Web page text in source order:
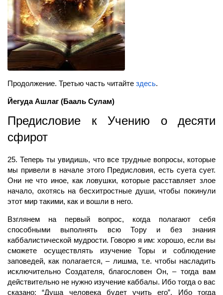
Продолжение. Третью часть читайте здесь.
Йегуда Ашлаг (Бааль Сулам)
Предисловие к Учению о десяти
сфирот
25. Теперь ты увидишь, что все трудные вопросы, которые
мы привели в начале этого Предисловия, есть суета сует.
Они не что иное, как ловушки, которые расставляет злое
начало, охотясь на бесхитростные души, чтобы покинули
этот мир такими, как и вошли в него.
Взглянем на первый вопрос, когда полагают себя
способными выполнять всю Тору и без знания
каббалистической мудрости. Говорю я им: хорошо, если вы
сможете осуществлять изучение Торы и соблюдение
заповедей, как полагается, – лишма, т.е. чтобы насладить
исключительно Создателя, благословен Он, – тогда вам
действительно не нужно изучение каббалы. Ибо тогда о вас
сказано: “Душа человека будет учить его”. Ибо тогда